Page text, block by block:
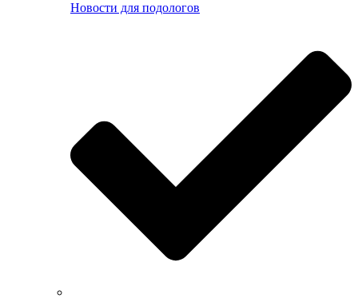
Новости для подологов